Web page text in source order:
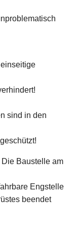
sind in den
Baustelle am
Engstelle
beendet